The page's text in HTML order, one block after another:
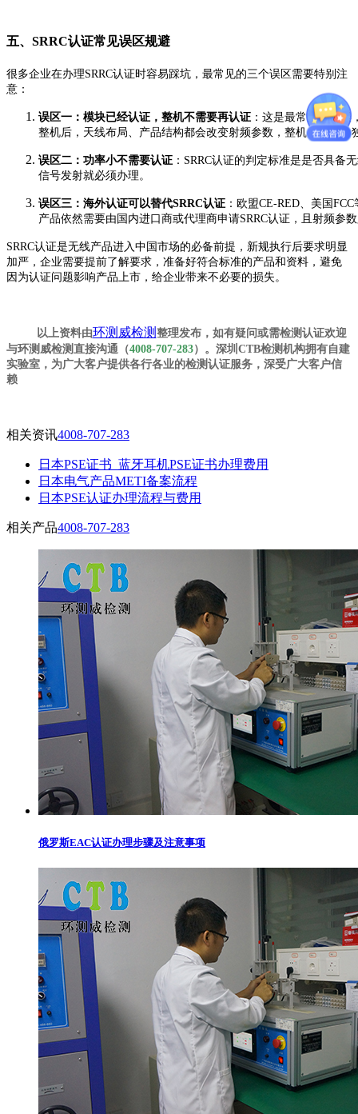
五、SRRC认证常见误区规避
很多企业在办理SRRC认证时容易踩坑，最常见的三个误区需要特别注
意：
误区一：模块已经认证，整机不需要再认证 ：这是最常见的错
整机后，天线布局、产品结构都会改变射频参数，整机必须作为
误区二：功率小不需要认证 ：SRRC认证的判定标准是是否具备
信号发射就必须办理。
误区三：海外认证可以替代SRRC认证 ：欧盟CE-RED、美国
产品依然需要由国内进口商或代理商申请SRRC认证，且射频参
SRRC认证是无线产品进入中国市场的必备前提，新规执行后要求明显
加严，企业需要提前了解要求，准备好符合标准的产品和资料，避免
因为认证问题影响产品上市，给企业带来不必要的损失。
以上资料由环测威检测 整理发布，如有疑问或需检测认证欢迎
与环测威检测直接沟通（4008-707-283）。深圳CTB检测机构拥有自建
实验室，为广大客户提供各行各业的检测认证服务，深受广大客户信
赖
相关资讯4008-707-283
日本PSE证书_蓝牙耳机PSE证书办理费用
日本电气产品METI备案流程
日本PSE认证办理流程与费用
相关产品4008-707-283
俄罗斯EAC认证办理步骤及注意事项